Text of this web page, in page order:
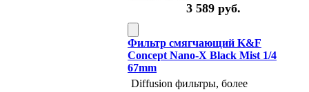
3 589 руб.
Фильтр смягчающий K&F
Concept Nano-X Black Mist 1/4
67mm
Diffusion фильтры, более